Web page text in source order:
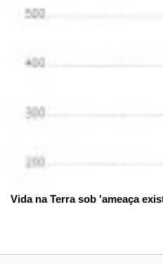
Vida na Terra sob 'ameaça